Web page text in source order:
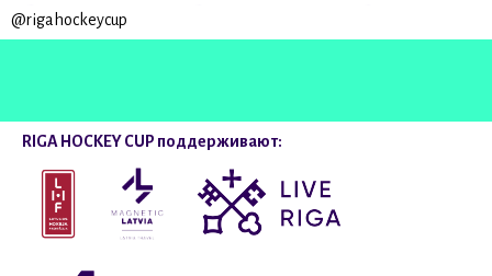
@rigahockeycup
RIGA HOCKEY CUP поддерживают: